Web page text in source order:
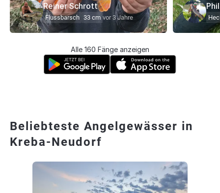
Reiner Schrott
Flussbarsch 33 cm vor 3 Jahre
Alle 160 Fänge anzeigen
Beliebteste Angelgewässer in
Kreba-Neudorf